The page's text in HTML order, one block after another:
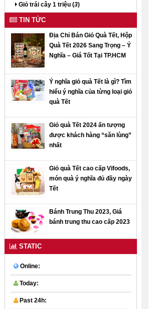
Giỏ trái cây 1 triệu (3)
TIN TỨC
Địa Chỉ Bán Giỏ Quà Tết, Hộp
Quà Tết 2026 Sang Trọng – Ý
Nghĩa – Giá Tốt Tại TP.HCM
Ý nghĩa giỏ quà Tết là gì? Tìm
hiểu ý nghĩa của từng loại giỏ
quà Tết
Giỏ quà Tết 2024 ấn tượng
được khách hàng “săn lùng”
nhất
Giỏ quà Tết cao cấp Vifoods,
món quà ý nghĩa đủ đầy ngày
Tết
Bánh Trung Thu 2023, Giá
bánh trung thu cao cấp 2023
STATIC
Online:
Today:
Past 24h: